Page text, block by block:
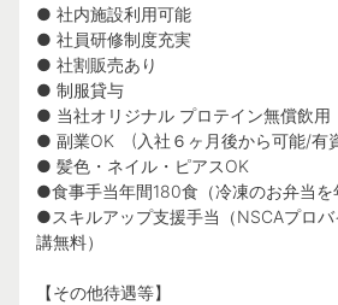
● 社内施設利用可能
● 社員研修制度充実
● 社割販売あり
● 制服貸与
● 当社オリジナル プロテイン無償飲用
● 副業OK (入社６ヶ月後から可能/有
● 髪色・ネイル・ピアスOK
●食事手当年間180食（冷凍のお弁当を
●スキルアップ支援手当（NSCAプロ
講無料）
【その他待遇等】